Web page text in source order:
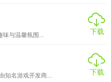
与温馨氛围...
下载
知名游戏开发商...
下载